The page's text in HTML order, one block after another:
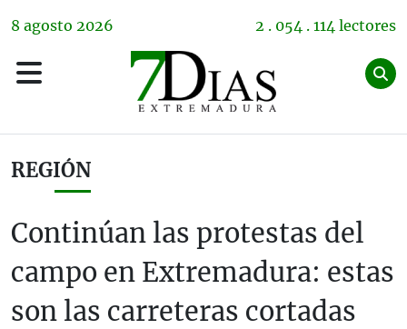
8 agosto 2026 2 . 054 . 114 lectores
REGIÓN
Continúan las protestas del
campo en Extremadura: estas
son las carreteras cortadas